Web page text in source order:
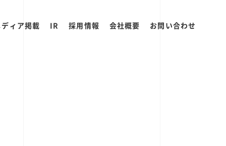
ィア掲載 IR 採用情報 会社概要 お問い合わせ